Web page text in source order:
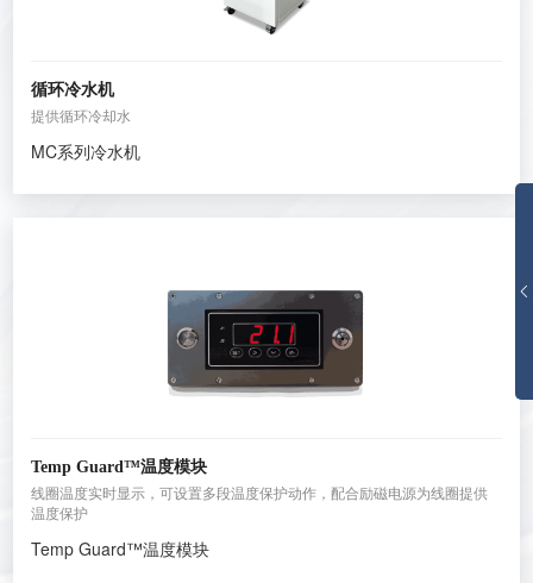
循环冷水机
提供循环冷却水
MC系列冷水机
Temp Guard™温度模块
线圈温度实时显示，可设置多段温度保护动作，配合励磁电源为线圈提供
温度保护
Temp Guard™温度模块